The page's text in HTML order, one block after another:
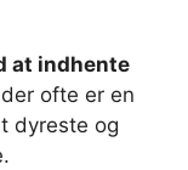
at indhente
ofte er en
dyreste og